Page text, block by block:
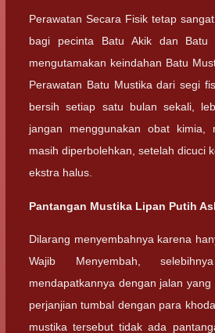
Perawatan Secara Fisik tetap
bagi pecinta Batu Akik dan Batu
mengutamakan keindahan Batu
Perawatan Batu Mustika dari segi
bersih setiap satu bulan sekali,
jangan menggunakan obat kimia,
masih diperbolehkan, setelah dicuci
ekstra halus.
Pantangan Mustika Lipan Putih
Dilarang menyembahnya karena
Wajib Menyembah,
mendapatkannya dengan jalan
perjanjian tumbal dengan para
mustika tersebut tidak ada